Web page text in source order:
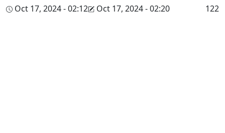
Oct 17, 2024 - 02:12 Oct 17, 2024 - 02:20 122